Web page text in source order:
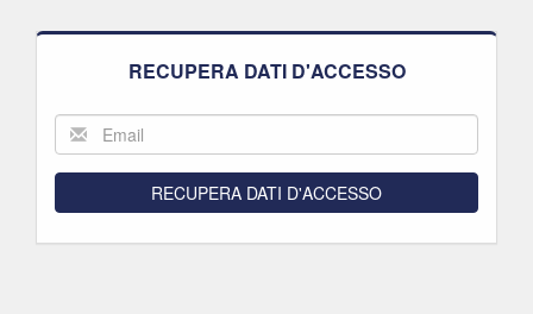
RECUPERA DATI D'ACCESSO
RECUPERA DATI D'ACCESSO